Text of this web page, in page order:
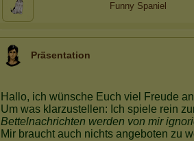
Funny Spaniel
Präsentation